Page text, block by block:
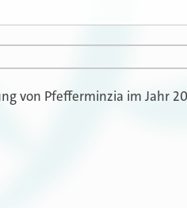
von Pfefferminzia im Jahr